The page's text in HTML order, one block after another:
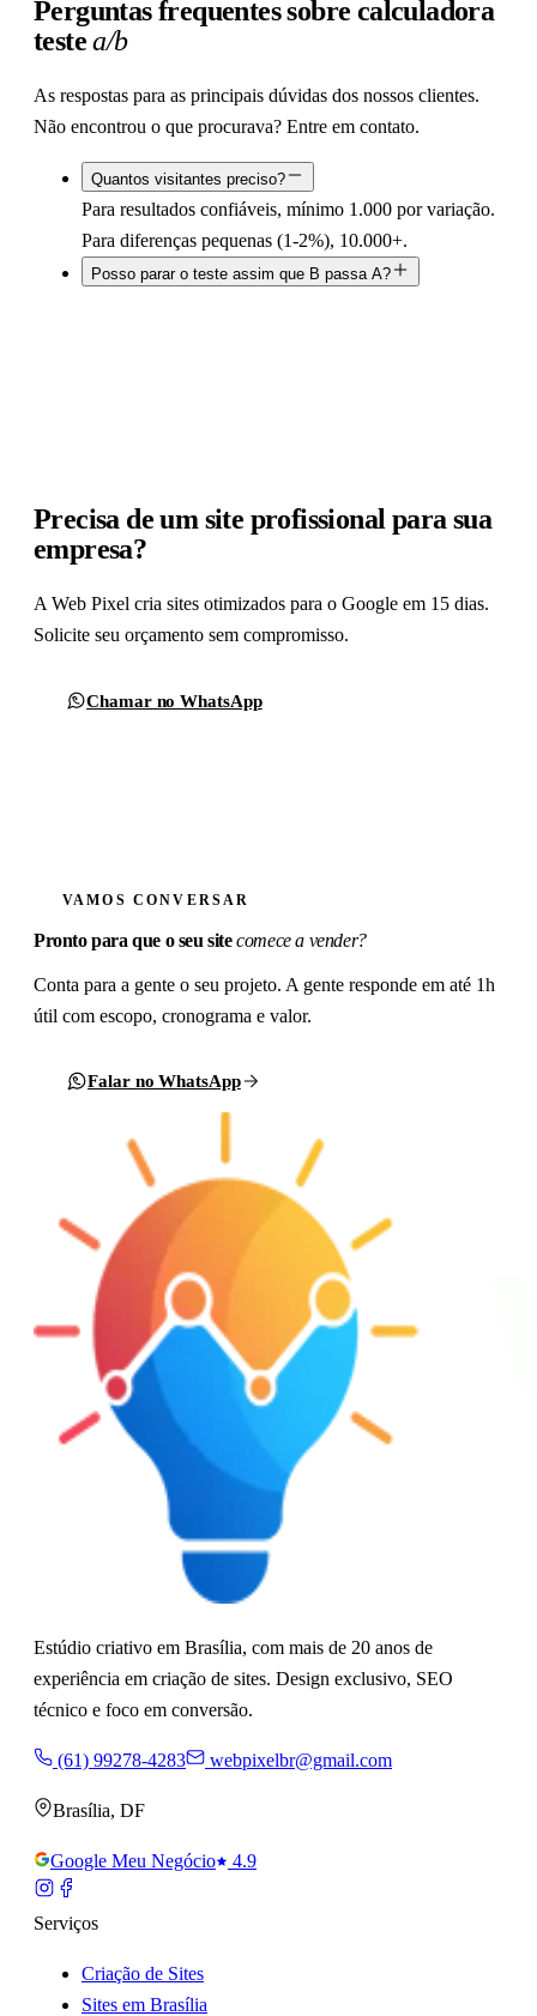
Perguntas frequentes sobre calculadora
teste a/b
As respostas para as principais dúvidas dos nossos clientes.
Não encontrou o que procurava? Entre em contato.
Quantos visitantes preciso?
Para resultados confiáveis, mínimo 1.000 por variação.
Para diferenças pequenas (1-2%), 10.000+.
Posso parar o teste assim que B passa A?
Precisa de um site profissional para sua
empresa?
A Web Pixel cria sites otimizados para o Google em 15 dias.
Solicite seu orçamento sem compromisso.
Chamar no WhatsApp
VAMOS CONVERSAR
Pronto para que o seu sitecomece a vender?
Conta para a gente o seu projeto. A gente responde em até 1h
útil com escopo, cronograma e valor.
Falar no WhatsApp
Estúdio criativo em Brasília, com mais de 20 anos de
experiência em criação de sites. Design exclusivo, SEO
técnico e foco em conversão.
(61) 99278-4283 webpixelbr@gmail.com
Brasília, DF
Google Meu Negócio 4.9
Serviços
Criação de Sites
Sites em Brasília